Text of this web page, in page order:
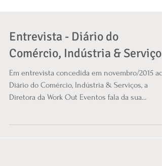
Entrevista - Diário do
Comércio, Indústria & Serviços
Em entrevista concedida em novembro/2015 ao